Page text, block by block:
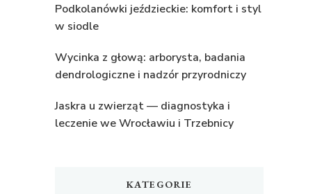
Podkolanówki jeździeckie: komfort i styl
w siodle
Wycinka z głową: arborysta, badania
dendrologiczne i nadzór przyrodniczy
Jaskra u zwierząt — diagnostyka i
leczenie we Wrocławiu i Trzebnicy
KATEGORIE